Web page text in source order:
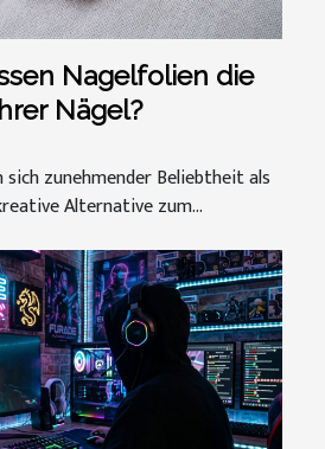
Nagelfolien die
Nägel?
zunehmender Beliebtheit als
Alternative zum...